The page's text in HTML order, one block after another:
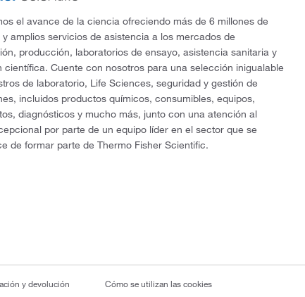
el avance de la ciencia ofreciendo más de 6 millones de
amplios servicios de asistencia a los mercados de
producción, laboratorios de ensayo, asistencia sanitaria y
científica. Cuente con nosotros para una selección inigualable
de laboratorio, Life Sciences, seguridad y gestión de
incluidos productos químicos, consumibles, equipos,
diagnósticos y mucho más, junto con una atención al
por parte de un equipo líder en el sector que se
de formar parte de Thermo Fisher Scientific.
y devolución Cómo se utilizan las cookies